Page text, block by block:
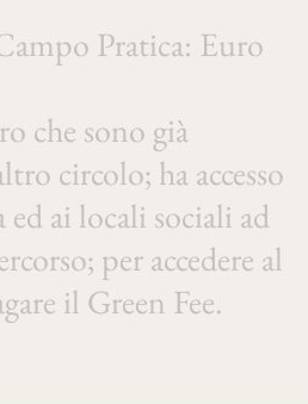
Pratica: Euro
che sono già
circolo; ha accesso
ai locali sociali ad
per accedere al
il Green Fee.